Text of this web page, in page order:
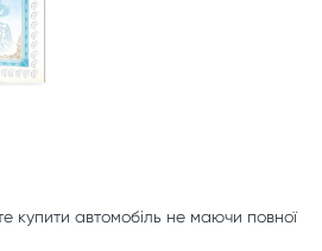
купити автомобіль не маючи повної